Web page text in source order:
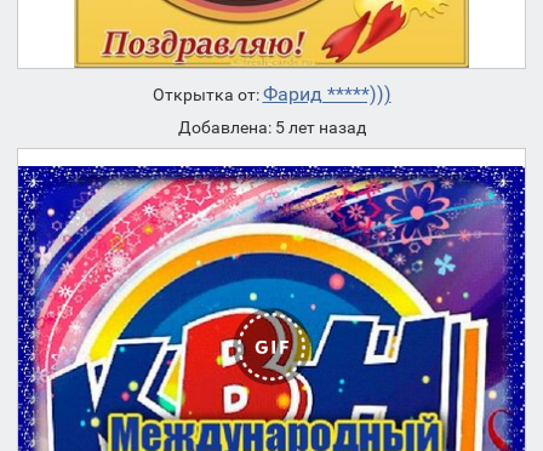
Открытка от:Фарид *****)))
Добавлена: 5 лет назад